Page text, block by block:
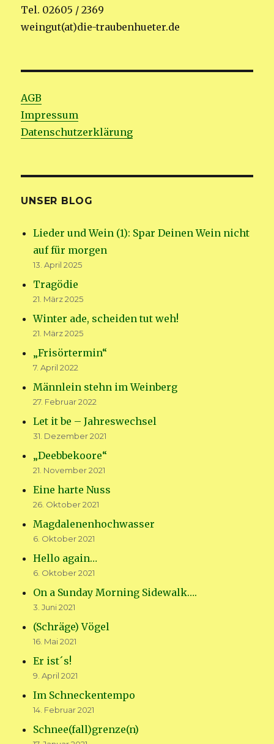
Tel. 02605 / 2369
weingut(at)die-traubenhueter.de
AGB
Impressum
Datenschutzerklärung
UNSER BLOG
Lieder und Wein (1): Spar Deinen Wein nicht
auf für morgen
13. April 2025
Tragödie
21. März 2025
Winter ade, scheiden tut weh!
21. März 2025
„Frisörtermin“
7. April 2022
Männlein stehn im Weinberg
27. Februar 2022
Let it be – Jahreswechsel
31. Dezember 2021
„Deebbekoore“
21. November 2021
Eine harte Nuss
26. Oktober 2021
Magdalenenhochwasser
6. Oktober 2021
Hello again…
6. Oktober 2021
On a Sunday Morning Sidewalk….
3. Juni 2021
(Schräge) Vögel
16. Mai 2021
Er ist´s!
9. April 2021
Im Schneckentempo
14. Februar 2021
Schnee(fall)grenze(n)